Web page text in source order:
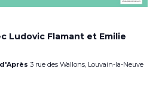
Ludovic Flamant et Emilie
3 rue des Wallons, Louvain-la-Neuve